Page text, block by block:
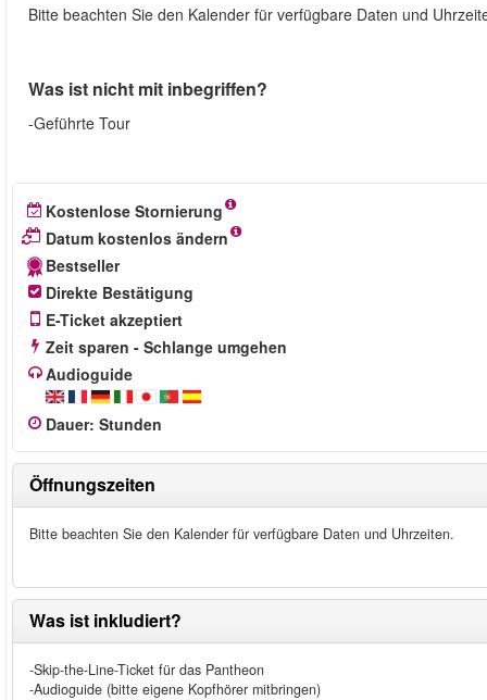
Bitte beachten Sie den Kalender für verfügbare Daten und
Was ist nicht mit inbegriffen?
-Geführte Tour
Kostenlose Stornierung
Datum kostenlos ändern
Bestseller
Direkte Bestätigung
E-Ticket akzeptiert
Zeit sparen - Schlange umgehen
Audioguide
Dauer: Stunden
Öffnungszeiten
Bitte beachten Sie den Kalender für verfügbare Daten und Uhrzeiten.
Was ist inkludiert?
-Skip-the-Line-Ticket für das Pantheon
-Audioguide (bitte eigene Kopfhörer mitbringen)